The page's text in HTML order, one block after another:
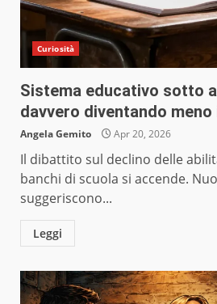
Curiosità
Sistema educativo sotto
davvero diventando
Angela Gemito Apr 20, 2026
Il dibattito sul declino delle
banchi di scuola si accende.
suggeriscono...
Leggi